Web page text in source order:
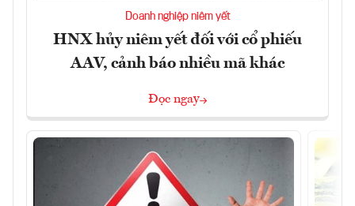
Doanh nghiệp niêm yết
HNX hủy niêm yết đối với cổ phiếu
AAV, cảnh báo nhiều mã khác
Đọc ngay